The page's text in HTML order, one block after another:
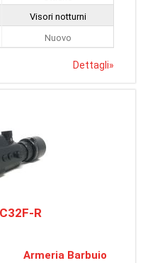
Visori notturni
Nuovo
Dettagli»
R
Armeria Barbuio